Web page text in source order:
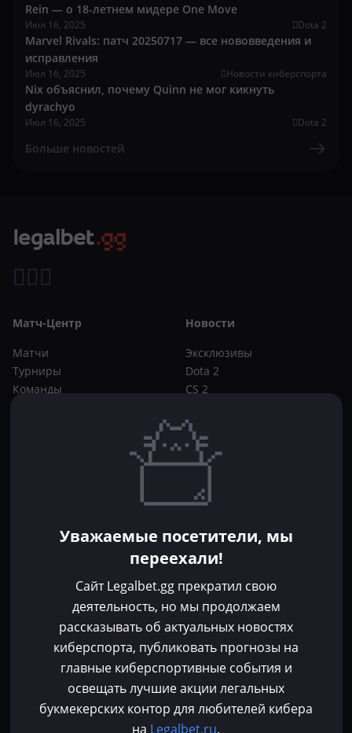
Rein — о 18-летнем мидере One Move
Июл 16, 2025 Dota 2
Marvel Rivals: патч 20250717 — все нововведения и
исправления
Июл 16, 2025 Новости киберспорта
Nix объяснил, почему Quinn не мог кикнуть
dyrachyo
Июл 16, 2025 Dota 2
Больше новостей
Матч-Центр
Матчи
Турниры
Команды
Новости
Эксклюзивы
Dota 2
CS 2
Букмекеры
CS 2
Фрибеты
Без депозита
Контакты
Пользовательское соглашение
Политика конфиденциальности
Политика в отношении файлов cookie
Согласие на обработку персональных данных
Уважаемые посетители, мы
переехали!
Сайт Legalbet.gg прекратил свою
деятельность, но мы продолжаем
рассказывать об актуальных новостях
киберспорта, публиковать прогнозы на
главные киберспортивные события и
освещать лучшие акции легальных
букмекерских контор для любителей кибера
на Legalbet.ru.